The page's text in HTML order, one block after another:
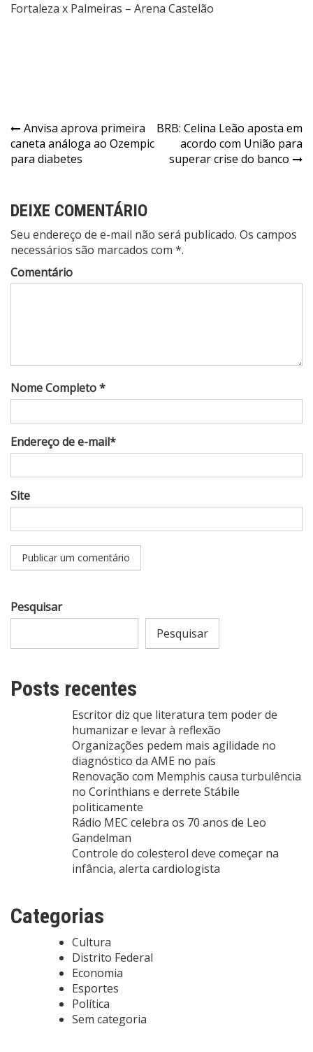
Fortaleza x Palmeiras – Arena Castelão
Navegação
de
Anvisa aprova primeira
caneta análoga ao Ozempic
para diabetes
BRB: Celina Leão aposta em
acordo com União para
superar crise do banco
DEIXE COMENTÁRIO
Seu endereço de e-mail não será publicado. Os campos
necessários são marcados com *.
Comentário
Nome Completo *
Endereço de e-mail*
Site
Pesquisar
Pesquisar
Posts recentes
Escritor diz que literatura tem poder de
humanizar e levar à reflexão
Organizações pedem mais agilidade no
diagnóstico da AME no país
Renovação com Memphis causa turbulência
no Corinthians e derrete Stábile
politicamente
Rádio MEC celebra os 70 anos de Leo
Gandelman
Controle do colesterol deve começar na
infância, alerta cardiologista
Categorias
Cultura
Distrito Federal
Economia
Esportes
Política
Sem categoria